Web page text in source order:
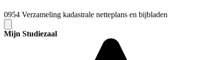
0954 Verzameling kadastrale netteplans en bijbladen
Mijn Studiezaal